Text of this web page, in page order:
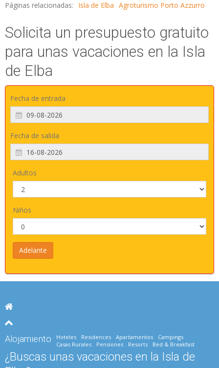
Páginas relacionadas: Isla de Elba Agroturismo Porto Azzurro
Solicita un presupuesto gratuito
para unas vacaciones en la Isla
de Elba
Fecha de entrada
Fecha de salida
Adultos
Niños
Alojamiento Hoteles Residences Apartamentos
Campings
Casas Rurales
Pensiones Resorts Bed & Breakfast
¿Buscas unas vacaciones en la Isla de